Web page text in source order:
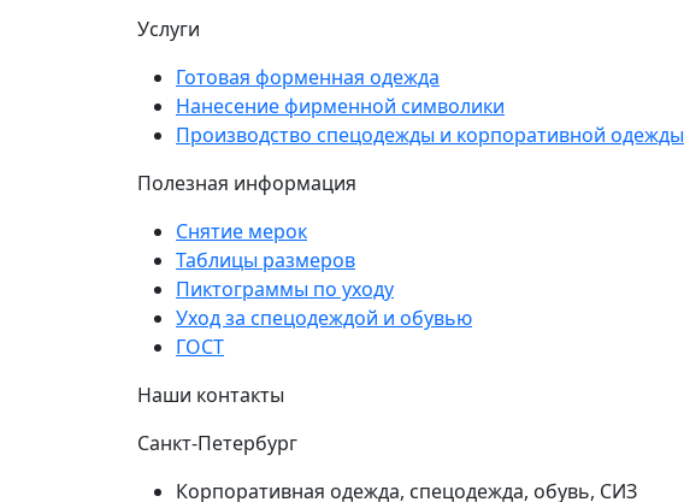
Услуги
Готовая форменная одежда
Нанесение фирменной символики
Производство спецодежды и корпоративной одежды
Полезная информация
Снятие мерок
Таблицы размеров
Пиктограммы по уходу
Уход за спецодеждой и обувью
ГОСТ
Наши контакты
Санкт-Петербург
Корпоративная одежда, спецодежда, обувь, СИЗ